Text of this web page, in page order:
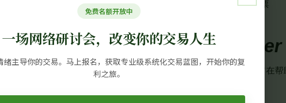
票
识别具有上涨动能和趋势强度的股票
适合趋势跟踪和中短期交易
+ 20 More Screener
涵盖动量、突破、趋势和反转策略——旨在帮
免费名额开放中
一场网络研讨会，改变你的交易人生
绪主导你的交易。马上报名，获取专业级系统化交易蓝图，开始你的复
利之旅。